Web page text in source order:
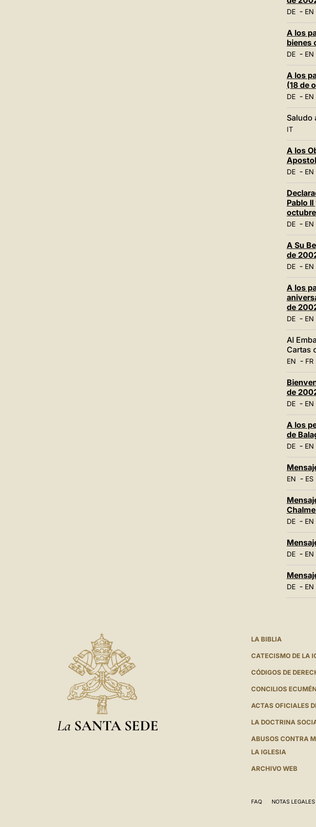
DE- EN
A los
bienes
DE- EN
A los
(18 de
DE- EN
Saludo
IT
A los
DE- EN
Pablo
DE- EN
A Su
de
DE- EN
A los
de
DE- EN
Al
Cartas
EN - FR
de
DE- EN
A los
de
DE- EN
EN - ES
DE- EN
DE- EN
DE- EN
La SANTA SEDE
LA BIBLIA
CATECISMO DE LA
CÓDIGOS DE
CONCILIOS
ACTAS OFICIALES
LA DOCTRINA
ABUSOS CONTRA
LA IGLESIA
ARCHIVO WEB
FAQ NOTAS LEGALES